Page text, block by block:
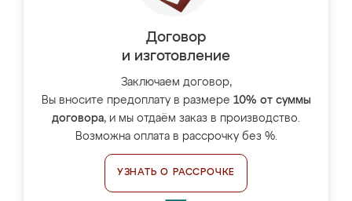
Договор
и изготовление
Заключаем договор,
Вы вносите предоплату в размере 10% от суммы
договора, и мы отдаём заказ в производство.
Возможна оплата в рассрочку без %.
УЗНАТЬ О РАССРОЧКЕ